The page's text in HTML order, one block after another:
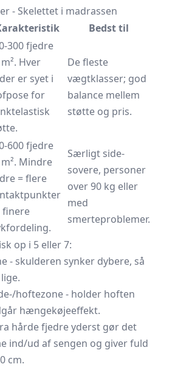
- Skelettet i madrassen
Bedst til
300 fjedre
Hver
er syet i
for
De fleste
vægtklasser; god
balance mellem
støtte og pris.
600 fjedre
m². Mindre
= flere
finere
Særligt side-
sovere, personer
over 90 kg eller
med
smerteproblemer.
op i 5 eller 7:
- skulderen synker dybere, så
hoftezone - holder hoften
hængekøjeeffekt.
hårde fjedre yderst gør det
ind/ud af sengen og giver fuld
cm.